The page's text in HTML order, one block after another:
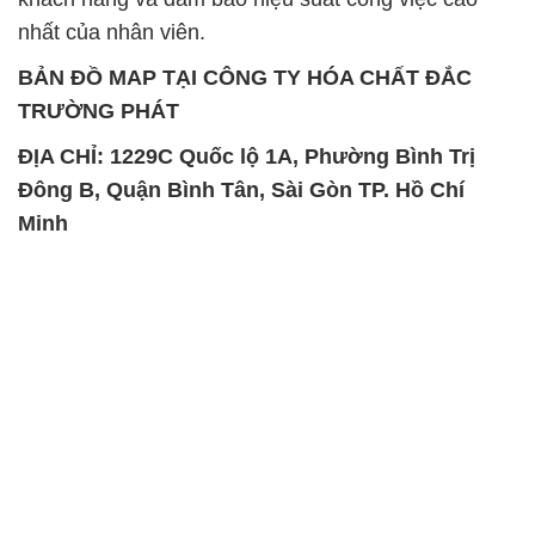
ĐỊA CHỈ: 1229C Quốc lộ 1A, Phường Bình Trị
Đông B, Quận Bình Tân, Sài Gòn TP. Hồ Chí
Minh